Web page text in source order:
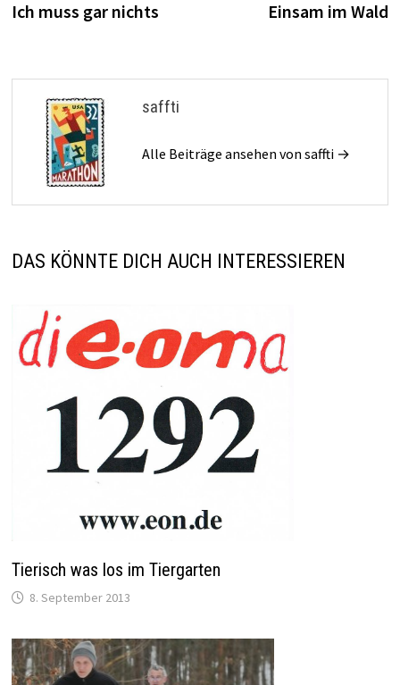
Beitrag:
Ich muss gar nichts Einsam im Wald
saffti
Alle Beiträge ansehen von saffti →
DAS KÖNNTE DICH AUCH INTERESSIEREN
Tierisch was los im Tiergarten
8. September 2013